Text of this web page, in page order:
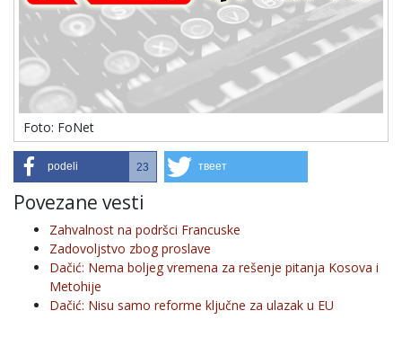
Foto: FoNet
podeli 23 твеет
Povezane vesti
Zahvalnost na podršci Francuske
Zadovoljstvo zbog proslave
Dačić: Nema boljeg vremena za rešenje pitanja Kosova i
Metohije
Dačić: Nisu samo reforme ključne za ulazak u EU